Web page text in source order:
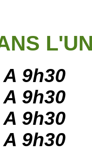
A 9h30
A 9h30
A 9h30
A 9h30